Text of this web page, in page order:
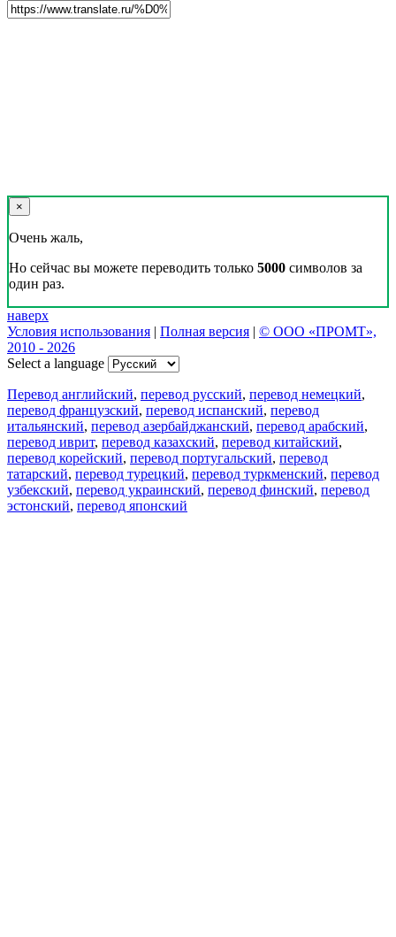
×
Очень жаль,
Но сейчас вы можете переводить только 5000 символов за
один раз.
наверх
Условия использования | Полная версия | © ООО «ПРОМТ»,
2010 - 2026
Select a language
Перевод английский, перевод русский, перевод немецкий,
перевод французский, перевод испанский, перевод
итальянский, перевод азербайджанский, перевод арабский,
перевод иврит, перевод казахский, перевод китайский,
перевод корейский, перевод португальский, перевод
татарский, перевод турецкий, перевод туркменский, перевод
узбекский, перевод украинский, перевод финский, перевод
эстонский, перевод японский